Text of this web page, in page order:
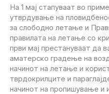
На 1 мај стапуваат во
утврдување на
за слободно летање и
правилата на летање со
први мај престануваат да
аматерско градење на
начинот на летање и
тврдокрилците и
начинот на пропишување и